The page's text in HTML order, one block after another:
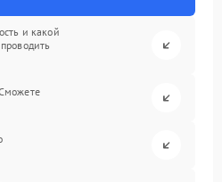
и какой